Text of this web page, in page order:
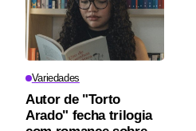
Variedades
Autor de "Torto
Arado" fecha trilogia